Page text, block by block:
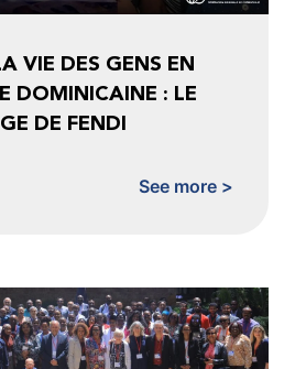
VIE DES GENS EN
DOMINICAINE : LE
DE FENDI
See more >